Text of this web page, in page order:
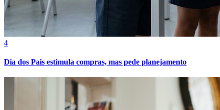
4
Dia dos Pais estimula compras, mas pede planejamento